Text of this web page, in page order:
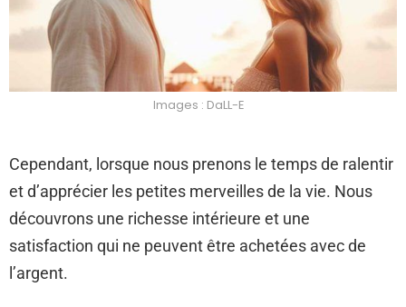
Images : DaLL-E
Cependant, lorsque nous prenons le temps de ralentir
et d’apprécier les petites merveilles de la vie. Nous
découvrons une richesse intérieure et une
satisfaction qui ne peuvent être achetées avec de
l’argent.